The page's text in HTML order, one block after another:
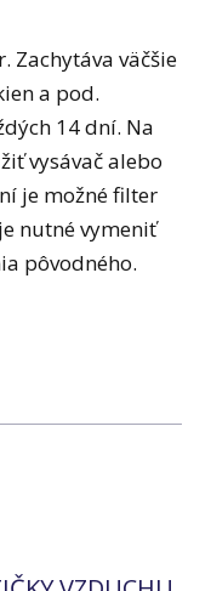
Zachytáva väčšie
a pod.
14 dní. Na
vysávač alebo
je možné filter
nutné vymeniť
pôvodného.